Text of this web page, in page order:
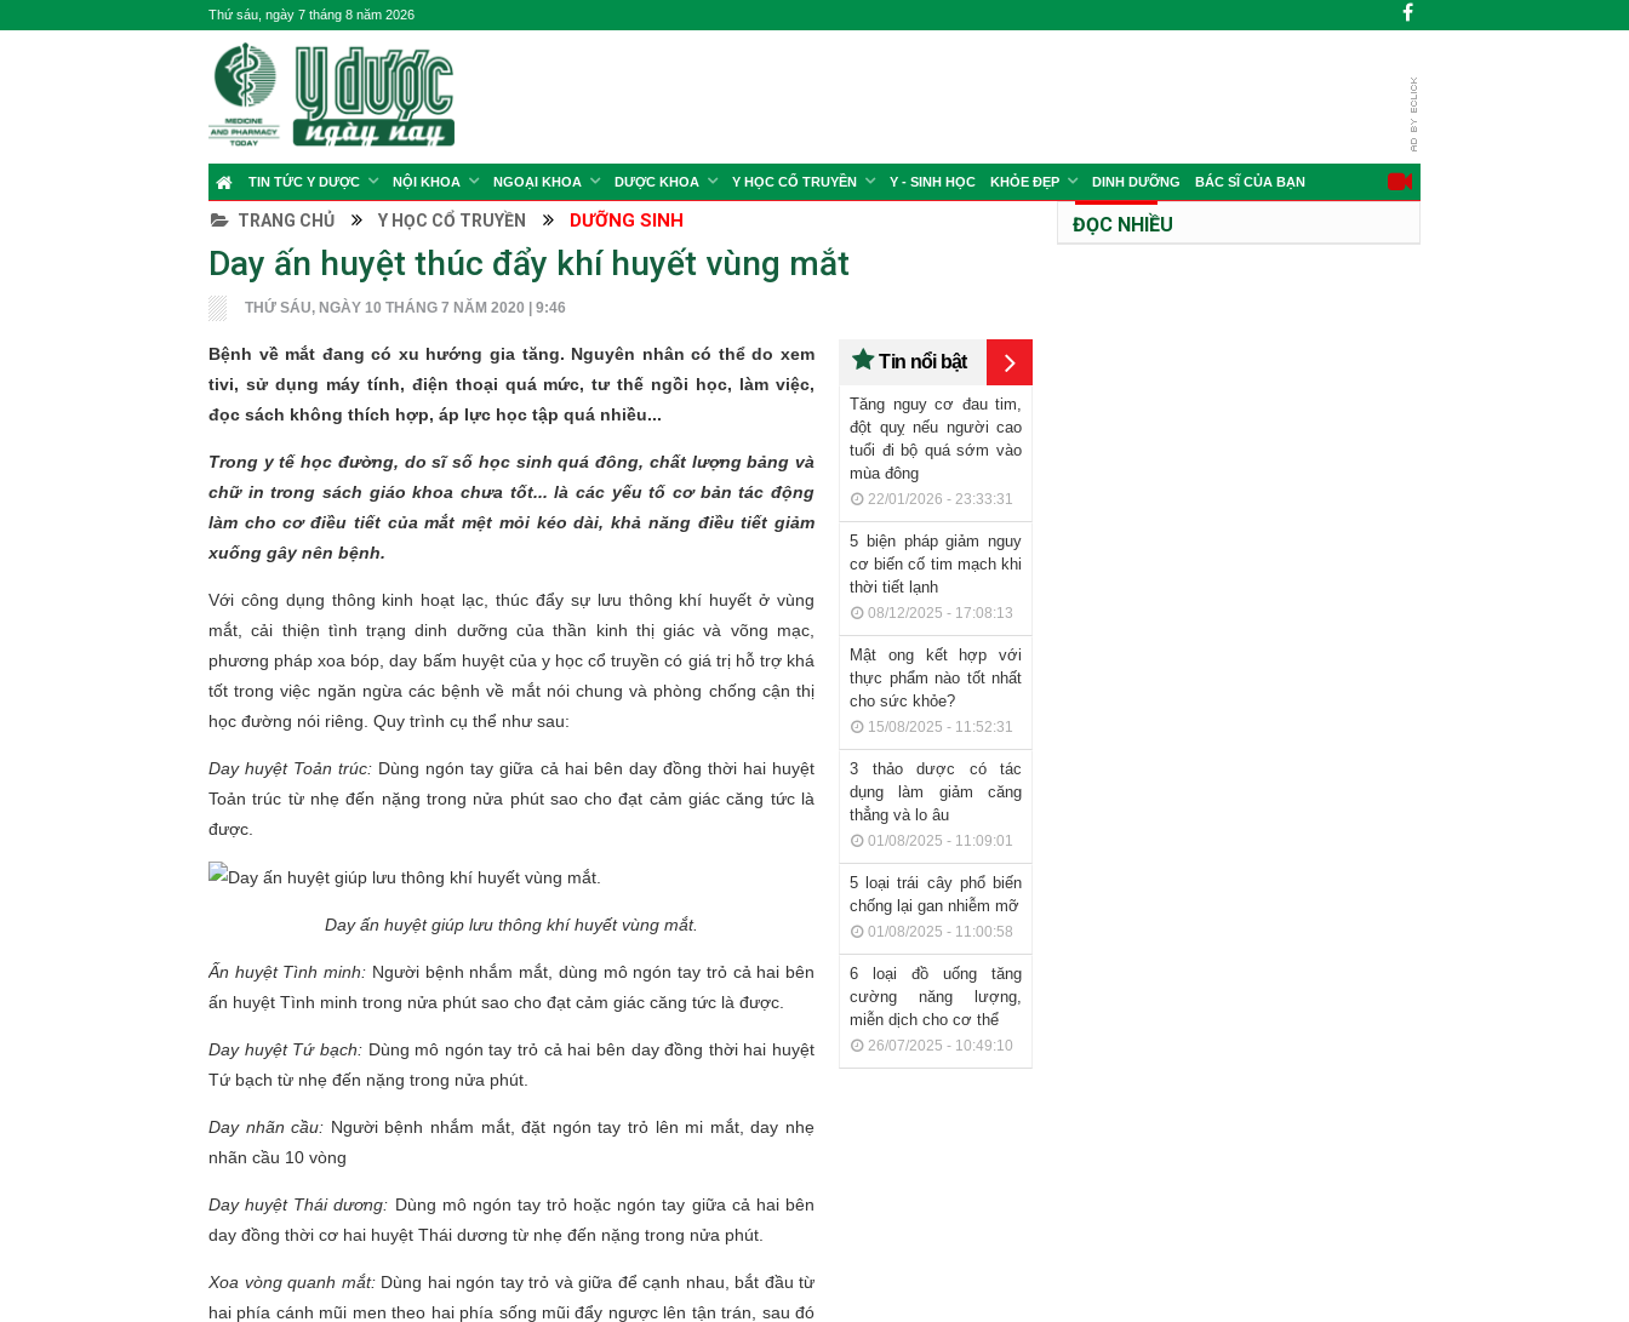
Thứ sáu, ngày 7 tháng 8 năm 2026
TIN TỨC Y DƯỢC NỘI KHOA NGOẠI KHOA DƯỢC KHOA Y HỌC CỔ TRUYỀN Y - SINH HỌC KHỎE ĐẸP DINH DƯỠNG BÁC SĨ CỦA BẠN
TRANG CHỦ Y HỌC CỔ TRUYỀN DƯỠNG SINH
Day ấn huyệt thúc đẩy khí huyết vùng mắt
THỨ SÁU, NGÀY 10 THÁNG 7 NĂM 2020 | 9:46
Bệnh về mắt đang có xu hướng gia tăng. Nguyên nhân có thể do xem
tivi, sử dụng máy tính, điện thoại quá mức, tư thế ngồi học, làm việc,
đọc sách không thích hợp, áp lực học tập quá nhiều...
Trong y tế học đường, do sĩ số học sinh quá đông, chất lượng bảng và
chữ in trong sách giáo khoa chưa tốt... là các yếu tố cơ bản tác động
làm cho cơ điều tiết của mắt mệt mỏi kéo dài, khả năng điều tiết giảm
xuống gây nên bệnh.
Với công dụng thông kinh hoạt lạc, thúc đẩy sự lưu thông khí huyết ở vùng
mắt, cải thiện tình trạng dinh dưỡng của thần kinh thị giác và võng mạc,
phương pháp xoa bóp, day bấm huyệt của y học cổ truyền có giá trị hỗ trợ khá
tốt trong việc ngăn ngừa các bệnh về mắt nói chung và phòng chống cận thị
học đường nói riêng. Quy trình cụ thể như sau:
Day huyệt Toản trúc: Dùng ngón tay giữa cả hai bên day đồng thời hai huyệt
Toản trúc từ nhẹ đến nặng trong nửa phút sao cho đạt cảm giác căng tức là
được.
Day ấn huyệt giúp lưu thông khí huyếtvùng mắt.
Ấn huyệt Tình minh: Người bệnh nhắm mắt, dùng mô ngón tay trỏ cả hai bên
ấn huyệt Tình minh trong nửa phút sao cho đạt cảm giác căng tức là được.
Day huyệt Tứ bạch:Dùng mô ngón tay trỏ cả hai bên day đồng thời hai huyệt
Tứ bạch từ nhẹ đến nặng trong nửa phút.
Day nhãn cầu: Người bệnh nhắm mắt, đặt ngón tay trỏ lên mi mắt, day nhẹ
nhãn cầu 10 vòng
Day huyệt Thái dương: Dùng mô ngón tay trỏ hoặc ngón tay giữa cả hai bên
day đồng thời cơ hai huyệt Thái dương từ nhẹ đến nặng trong nửa phút.
Xoa vòng quanh mắt: Dùng hai ngón tay trỏ và giữa để cạnh nhau, bắt đầu từ
hai phía cánh mũi men theo hai phía sống mũi đẩy ngược lên tận trán, sau đó
Tin nổi bật
Tăng nguy cơ đau tim,
đột quỵ nếu người cao
tuổi đi bộ quá sớm vào
mùa đông
22/01/2026 - 23:33:31
5 biện pháp giảm nguy
cơ biến cố tim mạch khi
thời tiết lạnh
08/12/2025 - 17:08:13
Mật ong kết hợp với
thực phẩm nào tốt nhất
cho sức khỏe?
15/08/2025 - 11:52:31
3 thảo dược có tác
dụng làm giảm căng
thẳng và lo âu
01/08/2025 - 11:09:01
5 loại trái cây phổ biến
chống lại gan nhiễm mỡ
01/08/2025 - 11:00:58
6 loại đồ uống tăng
cường năng lượng,
miễn dịch cho cơ thể
26/07/2025 - 10:49:10
ĐỌC NHIỀU